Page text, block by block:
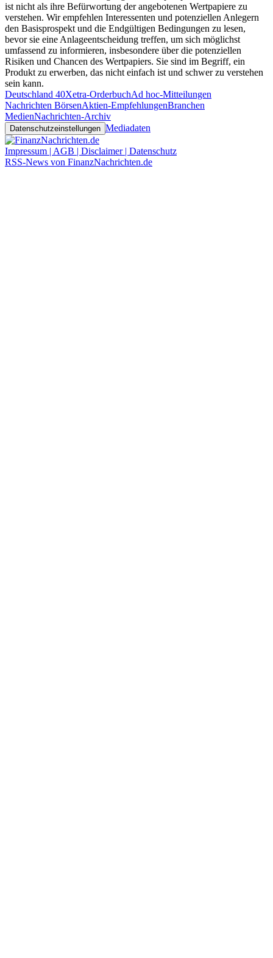
ist nicht als ihre Befürwortung der angebotenen Wertpapiere zu
verstehen. Wir empfehlen Interessenten und potenziellen Anlegern
den Basisprospekt und die Endgültigen Bedingungen zu lesen,
bevor sie eine Anlageentscheidung treffen, um sich möglichst
umfassend zu informieren, insbesondere über die potenziellen
Risiken und Chancen des Wertpapiers. Sie sind im Begriff, ein
Produkt zu erwerben, das nicht einfach ist und schwer zu verstehen
sein kann.
Deutschland 40Xetra-OrderbuchAd hoc-Mitteilungen
Nachrichten BörsenAktien-EmpfehlungenBranchen
MedienNachrichten-Archiv
Datenschutzeinstellungen Mediadaten
Impressum | AGB | Disclaimer | Datenschutz
RSS-News von FinanzNachrichten.de